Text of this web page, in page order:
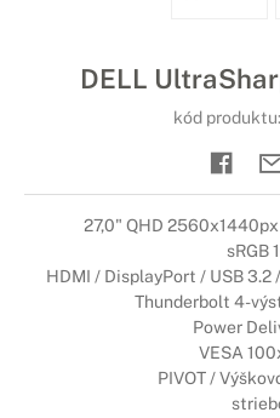
DELL
kód produktu:
27,0" QHD 2560x1440px
sRGB
HDMI / DisplayPort / USB 3.2
Thunderbolt 4-
Power
VESA
PIVOT /